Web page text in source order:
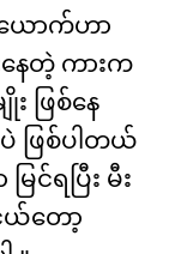
ောက်ဟာ
ေတဲ့ ကားက
ဖြစ်နေ
ဖြစ်ပါတယ်
ရပြီး မီး
ယ်တော့